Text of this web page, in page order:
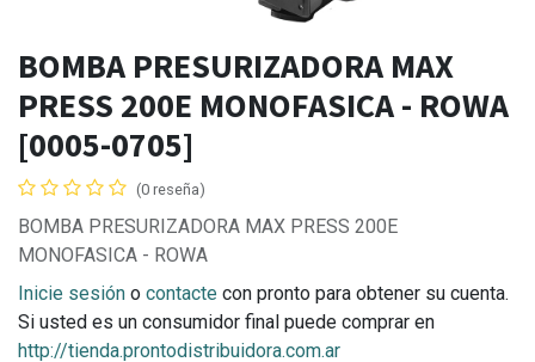
BOMBA PRESURIZADORA MAX
PRESS 200E MONOFASICA - ROWA
[0005-0705]
(0 reseña)
BOMBA PRESURIZADORA MAX PRESS 200E
MONOFASICA - ROWA
Inicie sesión o contacte con pronto para obtener su cuenta.
Si usted es un consumidor final puede comprar en
http://tienda.prontodistribuidora.com.ar